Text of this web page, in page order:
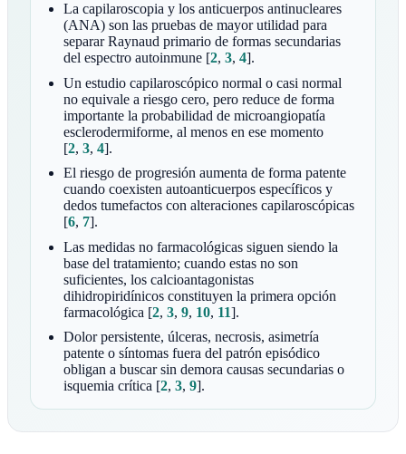
La capilaroscopia y los anticuerpos antinucleares
(ANA) son las pruebas de mayor utilidad para
separar Raynaud primario de formas secundarias
del espectro autoinmune [2, 3, 4].
Un estudio capilaroscópico normal o casi normal
no equivale a riesgo cero, pero reduce de forma
importante la probabilidad de microangiopatía
esclerodermiforme, al menos en ese momento
[2, 3, 4].
El riesgo de progresión aumenta de forma patente
cuando coexisten autoanticuerpos específicos y
dedos tumefactos con alteraciones capilaroscópicas
[6, 7].
Las medidas no farmacológicas siguen siendo la
base del tratamiento; cuando estas no son
suficientes, los calcioantagonistas
dihidropiridínicos constituyen la primera opción
farmacológica [2, 3, 9, 10, 11].
Dolor persistente, úlceras, necrosis, asimetría
patente o síntomas fuera del patrón episódico
obligan a buscar sin demora causas secundarias o
isquemia crítica [2, 3, 9].